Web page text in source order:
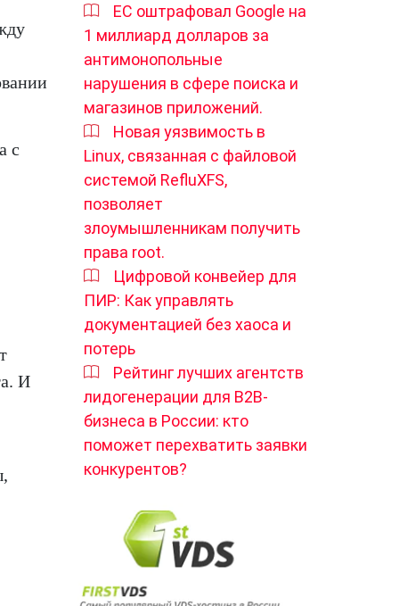
с
И
ЕС оштрафовал Google на
1 миллиард долларов за
антимонопольные
нарушения в сфере поиска и
магазинов приложений.
Новая уязвимость в
Linux, связанная с файловой
системой RefluXFS,
позволяет
злоумышленникам получить
права root.
Цифровой конвейер для
ПИР: Как управлять
документацией без хаоса и
потерь
Рейтинг лучших агентств
лидогенерации для B2B-
бизнеса в России: кто
поможет перехватить заявки
конкурентов?